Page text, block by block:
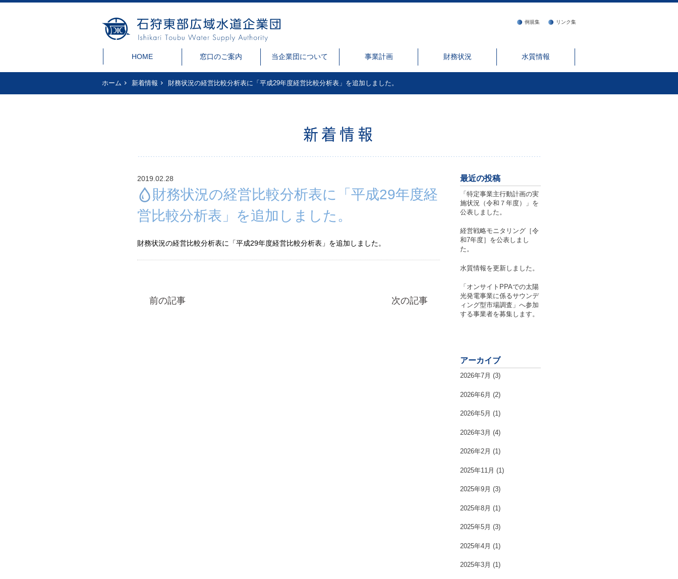
例規集 リンク集
HOME 窓口のご案内 当企業団について 事業計画 財務状況 水質情報
ホーム 新着情報 財務状況の経営比較分析表に「平成29年度経営比較分析表」を追加しました。
新着情報
2019.02.28
財務状況の経営比較分析表に「平成29年度経
営比較分析表」を追加しました。
財務状況の経営比較分析表に「平成29年度経営比較分析表」を追加しました。
前の記事 次の記事
最近の投稿
「特定事業主行動計画の実
施状況（令和７年度）」を
公表しました。
経営戦略モニタリング［令
和7年度］を公表しまし
た。
水質情報を更新しました。
「オンサイトPPAでの太陽
光発電事業に係るサウンデ
ィング型市場調査」へ参加
する事業者を募集します。
アーカイブ
2026年7月 (3)
2026年6月 (2)
2026年5月 (1)
2026年3月 (4)
2026年2月 (1)
2025年11月 (1)
2025年9月 (3)
2025年8月 (1)
2025年5月 (3)
2025年4月 (1)
2025年3月 (1)